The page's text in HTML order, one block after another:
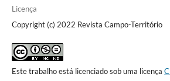
Licença
Copyright (c) 2022 Revista Campo-Território
Este trabalho está licenciado sob uma licença